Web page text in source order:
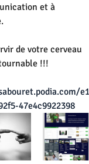
et à
de votre cerveau
!!!
e1
47e4c9922398